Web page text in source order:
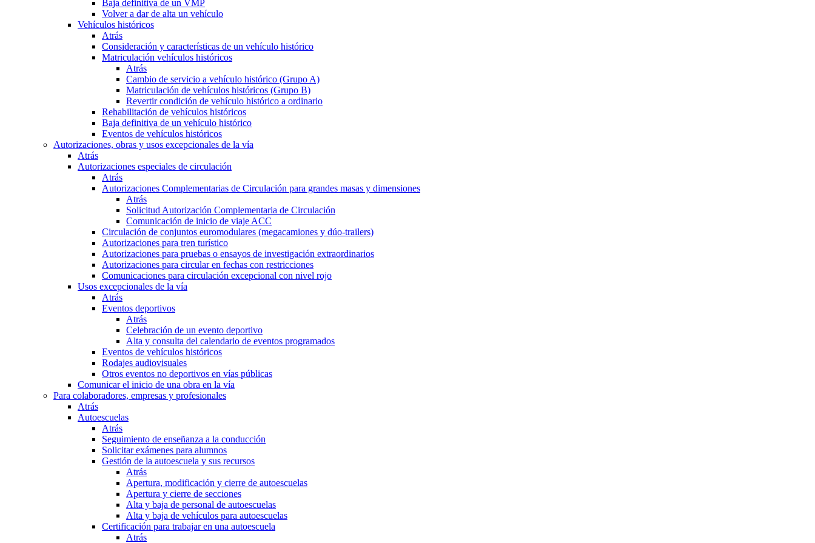
Baja definitiva de un VMP
Volver a dar de alta un vehículo
Vehículos históricos
Atrás
Consideración y características de un vehículo histórico
Matriculación vehículos históricos
Atrás
Cambio de servicio a vehículo histórico (Grupo A)
Matriculación de vehículos históricos (Grupo B)
Revertir condición de vehículo histórico a ordinario
Rehabilitación de vehículos históricos
Baja definitiva de un vehículo histórico
Eventos de vehículos históricos
Autorizaciones, obras y usos excepcionales de la vía
Atrás
Autorizaciones especiales de circulación
Atrás
Autorizaciones Complementarias de Circulación para grandes masas y dimensiones
Atrás
Solicitud Autorización Complementaria de Circulación
Comunicación de inicio de viaje ACC
Circulación de conjuntos euromodulares (megacamiones y dúo-trailers)
Autorizaciones para tren turístico
Autorizaciones para pruebas o ensayos de investigación extraordinarios
Autorizaciones para circular en fechas con restricciones
Comunicaciones para circulación excepcional con nivel rojo
Usos excepcionales de la vía
Atrás
Eventos deportivos
Atrás
Celebración de un evento deportivo
Alta y consulta del calendario de eventos programados
Eventos de vehículos históricos
Rodajes audiovisuales
Otros eventos no deportivos en vías públicas
Comunicar el inicio de una obra en la vía
Para colaboradores, empresas y profesionales
Atrás
Autoescuelas
Atrás
Seguimiento de enseñanza a la conducción
Solicitar exámenes para alumnos
Gestión de la autoescuela y sus recursos
Atrás
Apertura, modificación y cierre de autoescuelas
Apertura y cierre de secciones
Alta y baja de personal de autoescuelas
Alta y baja de vehículos para autoescuelas
Certificación para trabajar en una autoescuela
Atrás